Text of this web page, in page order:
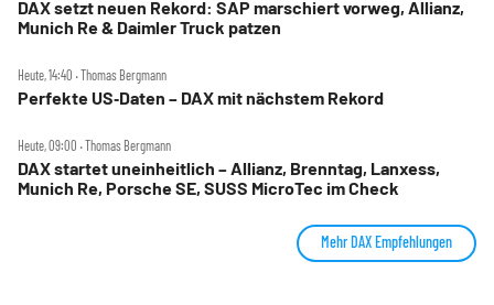
DAX setzt neuen Rekord: SAP marschiert vorweg, Allianz,
Munich Re & Daimler Truck patzen
Heute, 14:40 ‧ Thomas Bergmann
Perfekte US‑Daten – DAX mit nächstem Rekord
Heute, 09:00 ‧ Thomas Bergmann
DAX startet uneinheitlich – Allianz, Brenntag, Lanxess,
Munich Re, Porsche SE, SUSS MicroTec im Check
Mehr DAX Empfehlungen